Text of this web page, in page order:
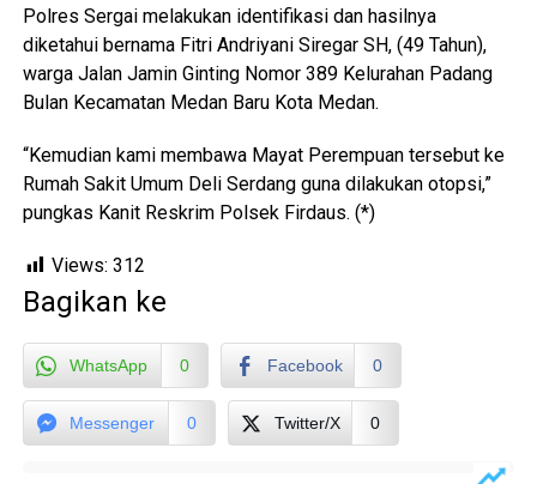
Polres Sergai melakukan identifikasi dan hasilnya
diketahui bernama Fitri Andriyani Siregar SH, (49 Tahun),
warga Jalan Jamin Ginting Nomor 389 Kelurahan Padang
Bulan Kecamatan Medan Baru Kota Medan.
“Kemudian kami membawa Mayat Perempuan tersebut ke
Rumah Sakit Umum Deli Serdang guna dilakukan otopsi,”
pungkas Kanit Reskrim Polsek Firdaus. (*)
Views: 312
Bagikan ke
WhatsApp 0 Facebook 0
Messenger 0 Twitter/X 0